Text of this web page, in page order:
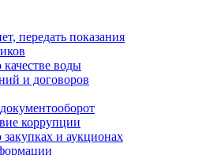
передать показания
воды
и договоров
коррупции
и аукционах